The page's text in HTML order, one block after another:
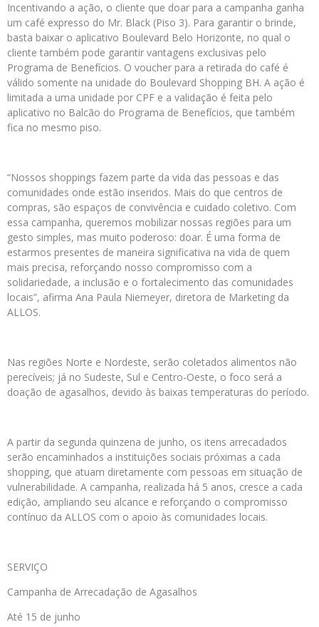
Incentivando a ação, o cliente que doar para a campanha ganha
um café expresso do Mr. Black (Piso 3). Para garantir o brinde,
basta baixar o aplicativo Boulevard Belo Horizonte, no qual o
cliente também pode garantir vantagens exclusivas pelo
Programa de Benefícios. O voucher para a retirada do café é
válido somente na unidade do Boulevard Shopping BH. A ação é
limitada a uma unidade por CPF e a validação é feita pelo
aplicativo no Balcão do Programa de Benefícios, que também
fica no mesmo piso.
“Nossos shoppings fazem parte da vida das pessoas e das
comunidades onde estão inseridos. Mais do que centros de
compras, são espaços de convivência e cuidado coletivo. Com
essa campanha, queremos mobilizar nossas regiões para um
gesto simples, mas muito poderoso: doar. É uma forma de
estarmos presentes de maneira significativa na vida de quem
mais precisa, reforçando nosso compromisso com a
solidariedade, a inclusão e o fortalecimento das comunidades
locais”, afirma Ana Paula Niemeyer, diretora de Marketing da
ALLOS.
Nas regiões Norte e Nordeste, serão coletados alimentos não
perecíveis; já no Sudeste, Sul e Centro-Oeste, o foco será a
doação de agasalhos, devido às baixas temperaturas do período.
A partir da segunda quinzena de junho, os itens arrecadados
serão encaminhados a instituições sociais próximas a cada
shopping, que atuam diretamente com pessoas em situação de
vulnerabilidade. A campanha, realizada há 5 anos, cresce a cada
edição, ampliando seu alcance e reforçando o compromisso
contínuo da ALLOS com o apoio às comunidades locais.
SERVIÇO
Campanha de Arrecadação de Agasalhos
Até 15 de junho